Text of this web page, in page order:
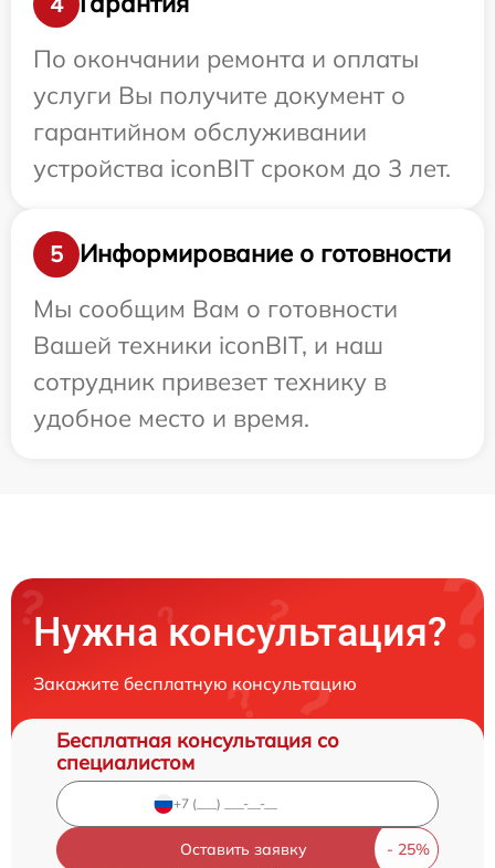
По окончании ремонта и оплаты
услуги Вы получите документ о
гарантийном обслуживании
устройства iconBIT сроком до 3 лет.
5
Информирование о готовности
Мы сообщим Вам о готовности
Вашей техники iconBIT, и наш
сотрудник привезет технику в
удобное место и время.
Нужна консультация?
Закажите бесплатную консультацию
Бесплатная консультация со
специалистом
Оставить заявку